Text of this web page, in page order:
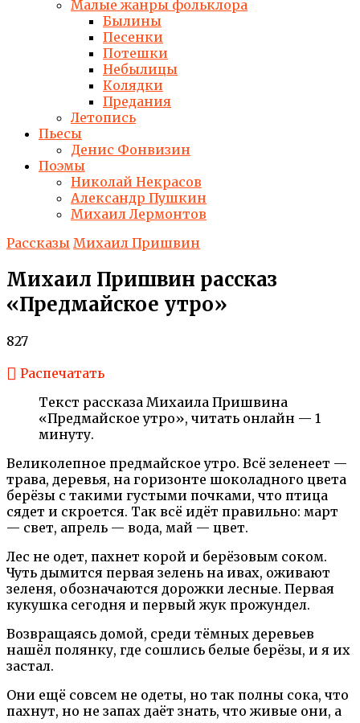
Малые жанры фольклора
Былины
Песенки
Потешки
Небылицы
Колядки
Предания
Летопись
Пьесы
Денис Фонвизин
Поэмы
Николай Некрасов
Александр Пушкин
Михаил Лермонтов
Рассказы Михаил Пришвин
Михаил Пришвин рассказ
«Предмайское утро»
827
Распечатать
Текст рассказа Михаила Пришвина
«Предмайское утро», читать онлайн — 1
минуту.
Великолепное предмайское утро. Всё зеленеет —
трава, деревья, на горизонте шоколадного цвета
берёзы с такими густыми почками, что птица
сядет и скроется. Так всё идёт правильно: март
— свет, апрель — вода, май — цвет.
Лес не одет, пахнет корой и берёзовым соком.
Чуть дымится первая зелень на ивах, оживают
зеленя, обозначаются дорожки лесные. Первая
кукушка сегодня и первый жук прожундел.
Возвращаясь домой, среди тёмных деревьев
нашёл полянку, где сошлись белые берёзы, и я их
застал.
Они ещё совсем не одеты, но так полны сока, что
пахнут, но не запах даёт знать, что живые они, а